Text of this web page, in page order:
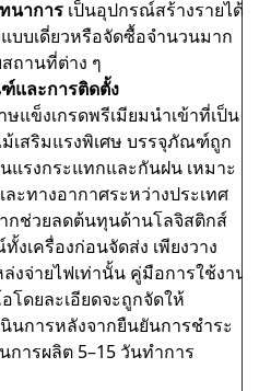
นาการ เป็นอุปกรณ์สร้างรายได้
บบเดี่ยวหรือจัดซื้อจำนวนมาก
ถานที่ต่าง ๆ
และการติดตั้ง
ษแข็งเกรดพรีเมียมนำเข้าที่เป็น
เสริมแรงพิเศษ บรรจุภัณฑ์ถูก
รงกระแทกและกันฝน เหมาะ
ะทางอากาศระหว่างประเทศ
กช่วยลดต้นทุนด้านโลจิสติกส์
งเครื่องก่อนจัดส่ง เพียงวาง
งจ่ายไฟเท่านั้น คู่มือการใช้งาน
ดยละเอียดจะถูกจัดให้
นินการหลังจากยืนยันการชำระ
การผลิต 5–15 วันทำการ